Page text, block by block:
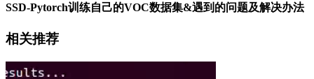
SSD-Pytorch训练自己的VOC数据集&遇到的问题及解决办法
相关推荐